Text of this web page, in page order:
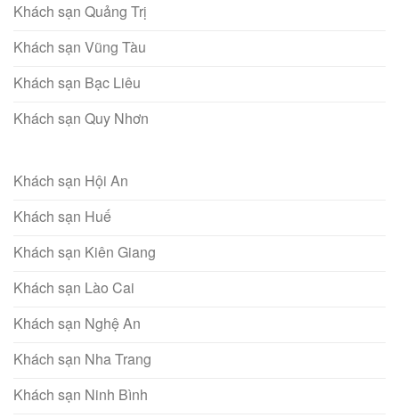
Khách sạn Quảng Trị
Khách sạn Vũng Tàu
Khách sạn Bạc Liêu
Khách sạn Quy Nhơn
Khách sạn Hội An
Khách sạn Huế
Khách sạn Kiên Giang
Khách sạn Lào Cai
Khách sạn Nghệ An
Khách sạn Nha Trang
Khách sạn Ninh Bình